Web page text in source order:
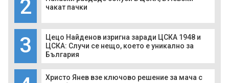
2
чакат пачки
3
Цецо Найденов изригна заради ЦСКА 1948 и
ЦСКА: Случи се нещо, което е уникално за
България
Христо Янев взе ключово решение за мача с